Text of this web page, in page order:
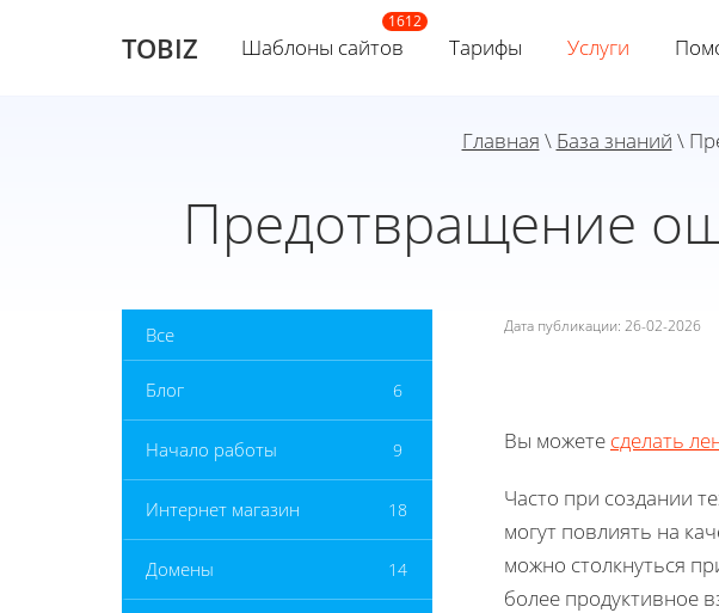
TOBIZ Шаблоны сайтов Тарифы Услуги
Главная \ База знаний \
Предотвращение
Все
Блог 6
Начало работы 9
Интернет магазин 18
Домены 14
Дата публикации: 26-02-2026
Вы можете сделать
Часто при создании
могут повлиять на
можно столкнуться
более продуктивное